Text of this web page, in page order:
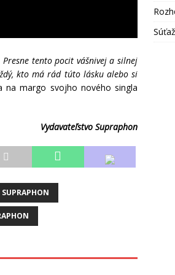
tento pocit vášnivej a silnej
kto má rád túto lásku alebo si
na margo svojho nového singla
Vydavateľstvo Supraphon
SUPRAPHON
Súťaž